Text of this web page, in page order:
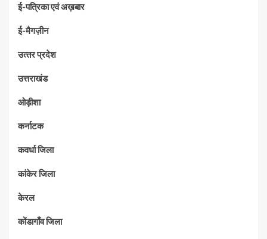
ई-पत्रिका एवं अख़बार
ई-मैगज़ीन
उत्‍तर प्रदेश
उत्तराखंड
ओड़ीशा
कर्नाटक
कवर्धा जिला
कांकेर जिला
केरल
कोंडागाँव जिला